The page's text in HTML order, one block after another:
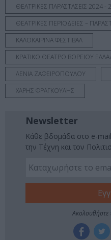
ΘΕΑΤΡΙΚΕΣ ΠΑΡΑΣΤΑΣΕΙΣ 2024 -
ΘΕΑΤΡΙΚΕΣ ΠΕΡΙΟΔΕΙΕΣ –
ΚΑΛΟΚΑΙΡΙΝΑ ΦΕΣΤΙΒΑΛ
ΚΡΑΤΙΚΟ ΘΕΑΤΡΟ ΒΟΡΕΙΟΥ
ΛΕΝΙΑ ΖΑΦΕΙΡΟΠΟΥΛΟΥ
ΧΑΡΗΣ ΦΡΑΓΚΟΥΛΗΣ
Newsletter
Κάθε βδομάδα στο e-mail
την Τέχνη και τον